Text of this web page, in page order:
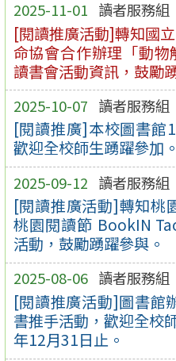
2025-11-01 讀者服務組
[閱讀推廣活動]轉知國
命協會合作辦理「動
讀書會活動資訊，鼓勵
2025-10-07 讀者服務組
[閱讀推廣]本校圖書館
歡迎全校師生踴躍參加。
2025-09-12 讀者服務組
[閱讀推廣活動]轉知桃
桃園閱讀節 BookIN
活動，鼓勵踴躍參與。
2025-08-06 讀者服務組
[閱讀推廣活動]圖書館
書推手活動，歡迎全校
年12月31日止。